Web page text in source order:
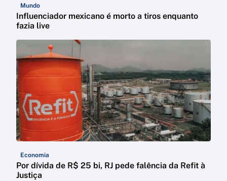
Mundo
Influenciador mexicano é morto a tiros enquanto
fazia live
Economia
Por dívida de R$ 25 bi, RJ pede falência da Refit à
Justiça